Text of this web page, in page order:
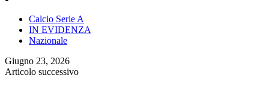
Calcio Serie A
IN EVIDENZA
Nazionale
Giugno 23, 2026
Articolo successivo